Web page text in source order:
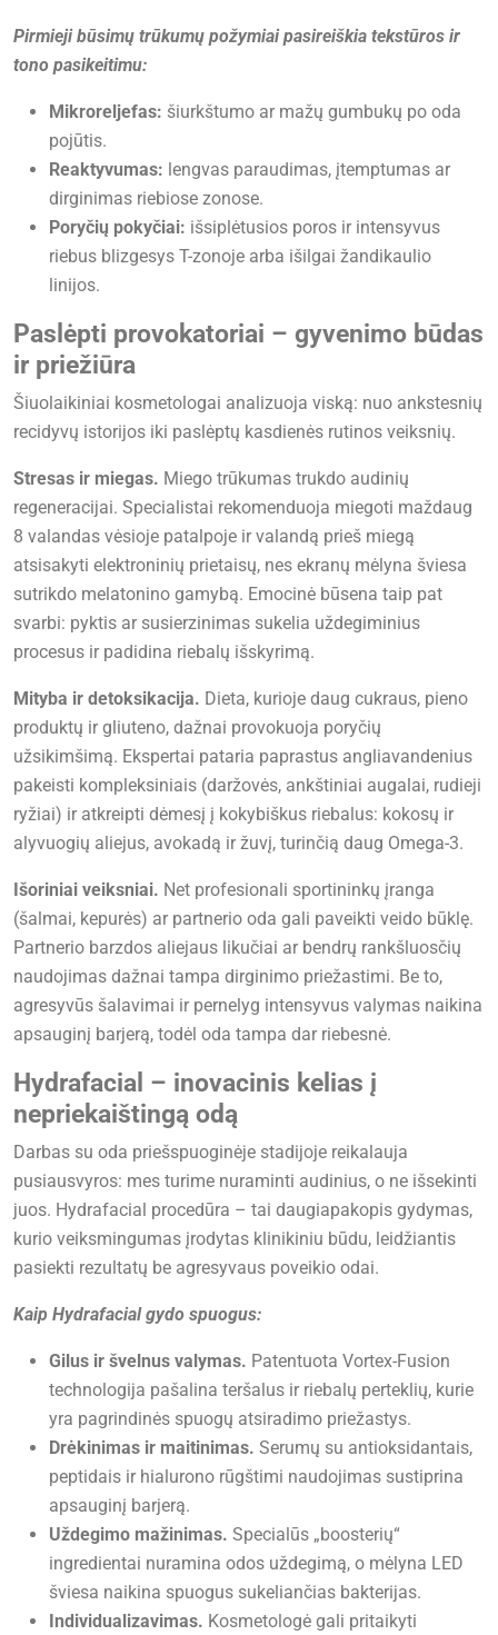
Pirmieji būsimų trūkumų požymiai pasireiškia tekstūros ir
tono pasikeitimu:
Mikroreljefas: šiurkštumo ar mažų gumbukų po oda
pojūtis.
Reaktyvumas: lengvas paraudimas, įtemptumas ar
dirginimas riebiose zonose.
Poryčių pokyčiai: išsiplėtusios poros ir intensyvus
riebus blizgesys T-zonoje arba išilgai žandikaulio
linijos.
Paslėpti provokatoriai – gyvenimo būdas
ir priežiūra
Šiuolaikiniai kosmetologai analizuoja viską: nuo ankstesnių
recidyvų istorijos iki paslėptų kasdienės rutinos veiksnių.
Stresas ir miegas. Miego trūkumas trukdo audinių
regeneracijai. Specialistai rekomenduoja miegoti maždaug
8 valandas vėsioje patalpoje ir valandą prieš miegą
atsisakyti elektroninių prietaisų, nes ekranų mėlyna šviesa
sutrikdo melatonino gamybą. Emocinė būsena taip pat
svarbi: pyktis ar susierzinimas sukelia uždegiminius
procesus ir padidina riebalų išskyrimą.
Mityba ir detoksikacija. Dieta, kurioje daug cukraus, pieno
produktų ir gliuteno, dažnai provokuoja poryčių
užsikimšimą. Ekspertai pataria paprastus angliavandenius
pakeisti kompleksiniais (daržovės, ankštiniai augalai, rudieji
ryžiai) ir atkreipti dėmesį į kokybiškus riebalus: kokosų ir
alyvuogių aliejus, avokadą ir žuvį, turinčią daug Omega-3.
Išoriniai veiksniai. Net profesionali sportininkų įranga
(šalmai, kepurės) ar partnerio oda gali paveikti veido būklę.
Partnerio barzdos aliejaus likučiai ar bendrų rankšluosčių
naudojimas dažnai tampa dirginimo priežastimi. Be to,
agresyvūs šalavimai ir pernelyg intensyvus valymas naikina
apsauginį barjerą, todėl oda tampa dar riebesnė.
Hydrafacial – inovacinis kelias į
nepriekaištingą odą
Darbas su oda priešspuoginėje stadijoje reikalauja
pusiausvyros: mes turime nuraminti audinius, o ne išsekinti
juos. Hydrafacial procedūra – tai daugiapakopis gydymas,
kurio veiksmingumas įrodytas klinikiniu būdu, leidžiantis
pasiekti rezultatų be agresyvaus poveikio odai.
Kaip Hydrafacial gydo spuogus:
Gilus ir švelnus valymas. Patentuota Vortex-Fusion
technologija pašalina teršalus ir riebalų perteklių, kurie
yra pagrindinės spuogų atsiradimo priežastys.
Drėkinimas ir maitinimas. Serumų su antioksidantais,
peptidais ir hialurono rūgštimi naudojimas sustiprina
apsauginį barjerą.
Uždegimo mažinimas. Specialūs „boosterių“
ingredientai nuramina odos uždegimą, o mėlyna LED
šviesa naikina spuogus sukeliančias bakterijas.
Individualizavimas. Kosmetologė gali pritaikyti